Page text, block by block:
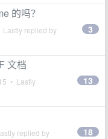
的吗？
Lastly replied by 3
文档
• Lastly
13
replied by 18